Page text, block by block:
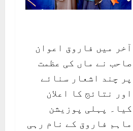
آخر میں فاروق اعوان
صاحب نے ماں کی عظمت
پر چند اشعار سنائے
اور نتائج کا اعلان
کیا۔ پہلی پوزیشن
ماہم فاروق کے نام رہی